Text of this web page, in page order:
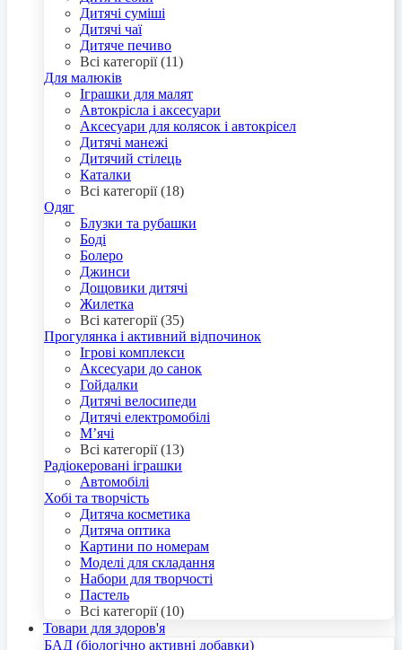
Дитячі суміші
Дитячі чаї
Дитяче печиво
Всі категорії (11)
Для малюків
Іграшки для малят
Автокрісла і аксесуари
Аксесуари для колясок і автокрісел
Дитячі манежі
Дитячий стілець
Каталки
Всі категорії (18)
Одяг
Блузки та рубашки
Боді
Болеро
Джинси
Дощовики дитячі
Жилетка
Всі категорії (35)
Прогулянка і активний відпочинок
Ігрові комплекси
Аксесуари до санок
Гойдалки
Дитячі велосипеди
Дитячі електромобілі
М’ячі
Всі категорії (13)
Радіокеровані іграшки
Автомобілі
Хобі та творчість
Дитяча косметика
Дитяча оптика
Картини по номерам
Моделі для складання
Набори для творчості
Пастель
Всі категорії (10)
Товари для здоров'я
БАД (біологічно активні добавки)